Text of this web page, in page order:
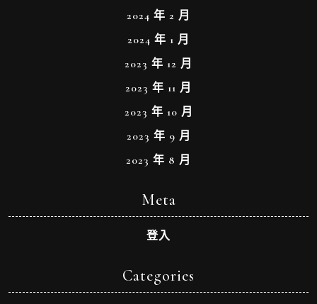
2024 年 2 月
2024 年 1 月
2023 年 12 月
2023 年 11 月
2023 年 10 月
2023 年 9 月
2023 年 8 月
Meta
登入
Categories